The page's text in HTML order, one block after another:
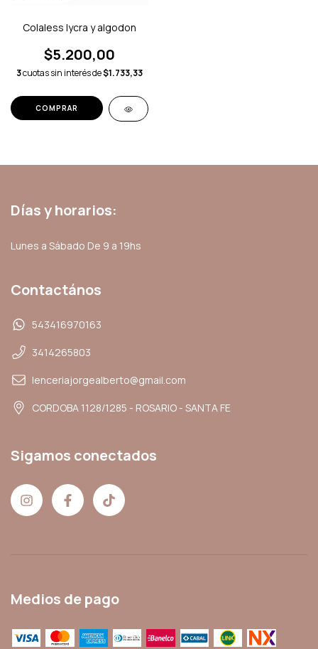
Colaless lycra y algodon
$5.200,00
3cuotas sin interés de$1.733,33
COMPRAR
Días y horarios:
Lunes a Sábado De 9 a 19hs
Contactános
543416970163
3414265803
lenceriajorgealberto@gmail.com
CORDOBA 1128/1285 - ROSARIO - SANTA FE
Sigamos conectados
Medios de pago